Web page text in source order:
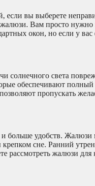
если вы выберете
Вам просто нужно
окон, но если у вас
солнечного света
обеспечивают полный
пропускать
и больше удобств. Жалюзи
крепком сне. Ранний
рассмотреть жалюзи для